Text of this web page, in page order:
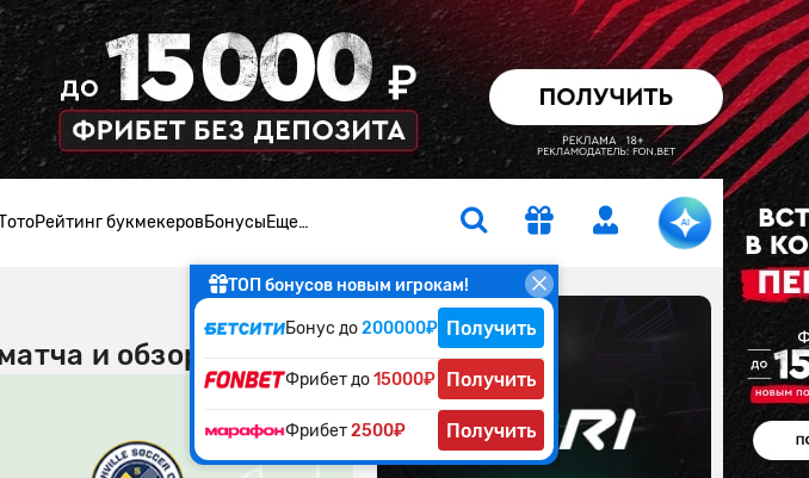
Рейтинг букмекеровБонусыЕще…
ТОП бонусов новым игрокам!
Бонус до200000₽ Получить
Фрибет до15000₽ Получить
Фрибет2500₽ Получить
и обзор игры